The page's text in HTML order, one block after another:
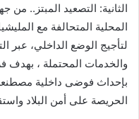
الثانية: التصعيد المبتز..
المحلية المتحالفة مع
لتأجيج الوضع الداخلي، عبر
والخدمات المحتملة ، بهدف
بإحداث فوضى داخلية
الحريصة على أمن البلاد